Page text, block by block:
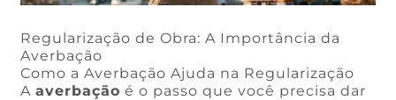
Regularização de Obra: A Importância da
Averbação
Como a Averbação Ajuda na Regularização
Aaverbação é o passo que você precisa dar